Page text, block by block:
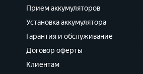
Прием аккумуляторов
Установка аккумулятора
Гарантия и обслуживание
Договор оферты
Клиентам